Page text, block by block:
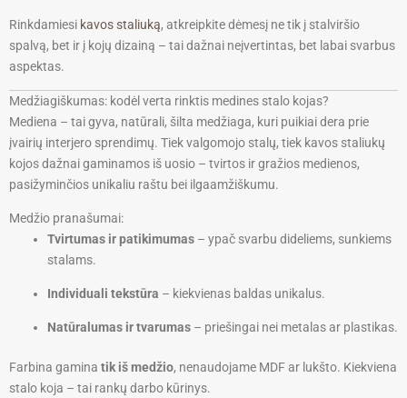
Rinkdamiesi kavos staliuką, atkreipkite dėmesį ne tik į stalviršio
spalvą, bet ir į kojų dizainą – tai dažnai neįvertintas, bet labai svarbus
aspektas.
Medžiagiškumas: kodėl verta rinktis medines stalo kojas?
Mediena – tai gyva, natūrali, šilta medžiaga, kuri puikiai dera prie
įvairių interjero sprendimų. Tiek valgomojo stalų, tiek kavos staliukų
kojos dažnai gaminamos iš uosio – tvirtos ir gražios medienos,
pasižyminčios unikaliu raštu bei ilgaamžiškumu.
Medžio pranašumai:
Tvirtumas ir patikimumas – ypač svarbu dideliems, sunkiems
stalams.
Individuali tekstūra – kiekvienas baldas unikalus.
Natūralumas ir tvarumas – priešingai nei metalas ar plastikas.
Farbina gamina tik iš medžio, nenaudojame MDF ar lukšto. Kiekviena
stalo koja – tai rankų darbo kūrinys.